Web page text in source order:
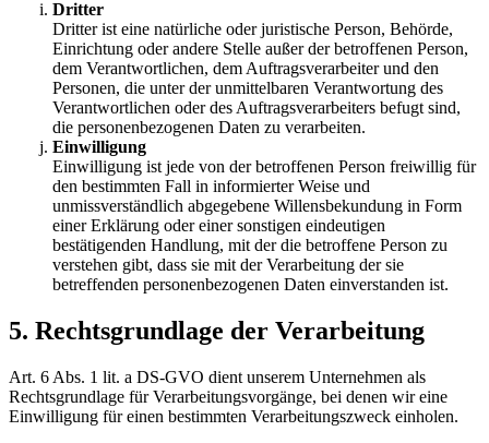
Dritter
Dritter ist eine natürliche oder juristische Person, Behörde,
Einrichtung oder andere Stelle außer der betroffenen Person,
dem Verantwortlichen, dem Auftragsverarbeiter und den
Personen, die unter der unmittelbaren Verantwortung des
Verantwortlichen oder des Auftragsverarbeiters befugt sind,
die personenbezogenen Daten zu verarbeiten.
Einwilligung
Einwilligung ist jede von der betroffenen Person freiwillig für
den bestimmten Fall in informierter Weise und
unmissverständlich abgegebene Willensbekundung in Form
einer Erklärung oder einer sonstigen eindeutigen
bestätigenden Handlung, mit der die betroffene Person zu
verstehen gibt, dass sie mit der Verarbeitung der sie
betreffenden personenbezogenen Daten einverstanden ist.
5. Rechtsgrundlage der Verarbeitung
Art. 6 Abs. 1 lit. a DS-GVO dient unserem Unternehmen als
Rechtsgrundlage für Verarbeitungsvorgänge, bei denen wir eine
Einwilligung für einen bestimmten Verarbeitungszweck einholen.